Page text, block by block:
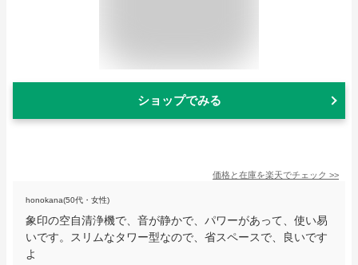
ショップでみる
価格と在庫を楽天でチェック >>
honokana(50代・女性)
象印の空自清浄機で、音が静かで、パワーがあって、使い易
いです。スリムなタワー型なので、省スペースで、良いです
よ